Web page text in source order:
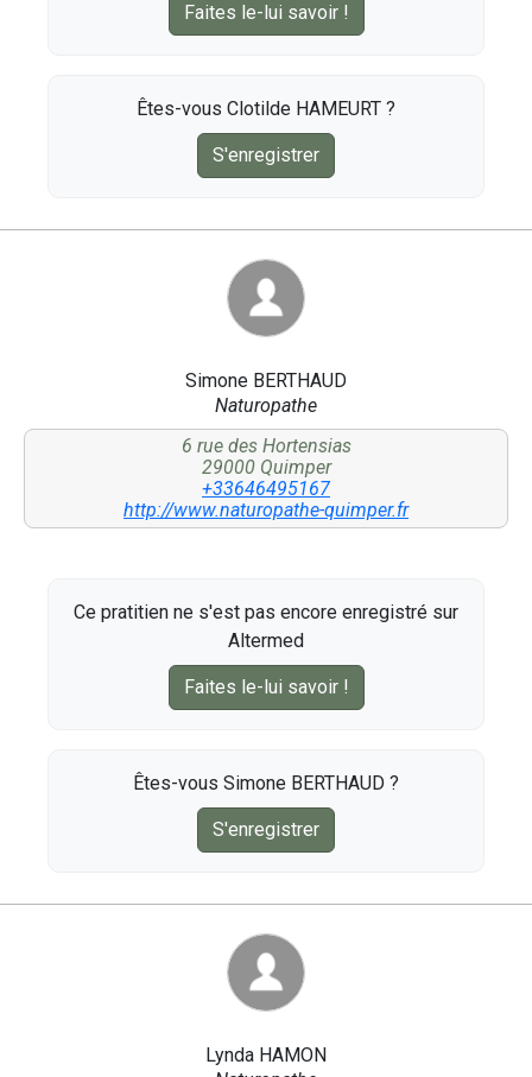
Faites le-lui savoir !
Êtes-vous Clotilde HAMEURT ?
S'enregistrer
Simone BERTHAUD
Naturopathe
6 rue des Hortensias
29000 Quimper
+33646495167
http://www.naturopathe-quimper.fr
Ce pratitien ne s'est pas encore enregistré sur
Altermed
Faites le-lui savoir !
Êtes-vous Simone BERTHAUD ?
S'enregistrer
Lynda HAMON